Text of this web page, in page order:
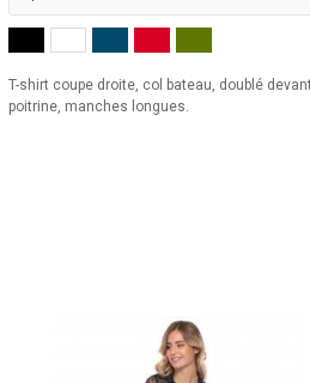
T-shirt coupe droite, col bateau, doublé
poitrine, manches longues.